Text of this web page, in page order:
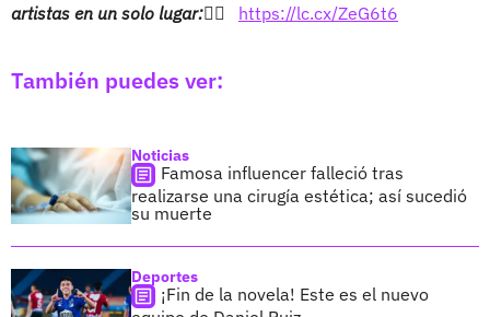
artistas en un solo lugar:👉🏻
https://lc.cx/ZeG6t6
También puedes ver:
Noticias
Famosa influencer falleció tras
realizarse una cirugía estética; así sucedió
su muerte
Deportes
¡Fin de la novela! Este es el nuevo